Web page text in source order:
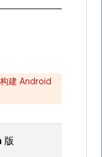
构建 Android
版